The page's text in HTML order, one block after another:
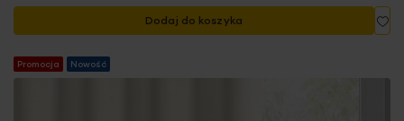
Dodaj do koszyka
Promocja Nowość